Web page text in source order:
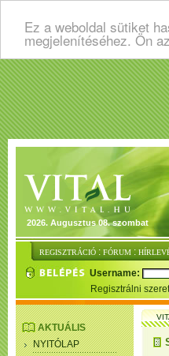
Ez a weboldal sütiket
megjelenítéséhez. Ön
2026. Augusztus 08. szombat
REGISZTRÁCIÓ : FÓRUM :
Username:
Regisztrálni
AKTUÁLIS
NYITÓLAP